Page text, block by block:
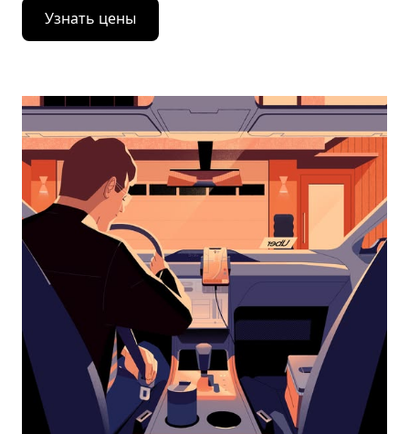
Нажмите
стрелку
вниз,
календарю
выбрать
дату.
Чтобы
закрыть
календарь,
нажмите
Esc.
Узнать цены